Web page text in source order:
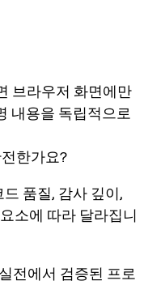
브라우저 화면에만
내용을 독립적으로
한가요?
품질, 감사 깊이,
소에 따라 달라집니
전에서 검증된 프로